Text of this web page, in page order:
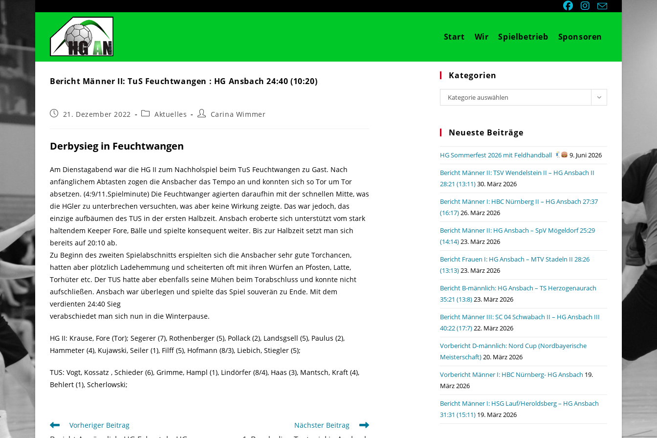
springen
Start Wir Spielbetrieb Sponsoren
Bericht Männer II: TuS Feuchtwangen : HG Ansbach 24:40 (10:20)
Beitrag21. Dezember 2022
Beitrags-
Aktuelles
Beitrags-
Carina Wimmer
Derbysieg in Feuchtwangen
Am Dienstagabend war die HG II zum Nachholspiel beim TuS Feuchtwangen zu Gast. Nach
anfänglichem Abtasten zogen die Ansbacher das Tempo an und konnten sich so Tor um Tor
absetzen. (4:9/11.Spielminute) Die Feuchtwanger agierten daraufhin mit der schnellen Mitte, was
die HGler zu unterbrechen versuchten, was aber keine Wirkung zeigte. Das war jedoch, das
einzige aufbäumen des TUS in der ersten Halbzeit. Ansbach eroberte sich unterstützt vom stark
haltendem Keeper Fore, Bälle und spielte konsequent weiter. Bis zur Halbzeit setzt man sich
bereits auf 20:10 ab.
Zu Beginn des zweiten Spielabschnitts erspielten sich die Ansbacher sehr gute Torchancen,
hatten aber plötzlich Ladehemmung und scheiterten oft mit ihren Würfen an Pfosten, Latte,
Torhüter etc. Der TUS hatte aber ebenfalls seine Mühen beim Torabschluss und konnte nicht
aufschließen. Ansbach war überlegen und spielte das Spiel souverän zu Ende. Mit dem
verdienten 24:40 Sieg
verabschiedet man sich nun in die Winterpause.
HG II: Krause, Fore (Tor); Segerer (7), Rothenberger (5), Pollack (2), Landsgsell (5), Paulus (2),
Hammeter (4), Kujawski, Seiler (1), Filff (5), Hofmann (8/3), Liebich, Stiegler (5);
TUS: Vogt, Kossatz , Schieder (6), Grimme, Hampl (1), Lindörfer (8/4), Haas (3), Mantsch, Kraft (4),
Behlert (1), Scherlowski;
Weitere
Artikel
Vorheriger Beitrag Nächster Beitrag
Kategorien
Kategorien
Kategorie auswählen
Neueste Beiträge
HG Sommerfest 2026 mit Feldhandball
9. Juni 2026
Bericht Männer II: TSV Wendelstein II – HG Ansbach II
28:21 (13:11)30. März 2026
Bericht Männer I: HBC Nürnberg II – HG Ansbach 27:37
(16:17)26. März 2026
Bericht Männer II: HG Ansbach – SpV Mögeldorf 25:29
(14:14)23. März 2026
Bericht Frauen I: HG Ansbach – MTV Stadeln II 28:26
(13:13)23. März 2026
Bericht B-männlich: HG Ansbach – TS Herzogenaurach
35:21 (13:8)23. März 2026
Bericht Männer III: SC 04 Schwabach II – HG Ansbach III
40:22 (17:7)22. März 2026
Vorbericht D-männlich: Nord Cup (Nordbayerische
Meisterschaft)20. März 2026
Vorbericht Männer I: HBC Nürnberg- HG Ansbach 19.
März 2026
Bericht Männer I: HSG Lauf/Heroldsberg – HG Ansbach
31:31 (15:11) 19. März 2026